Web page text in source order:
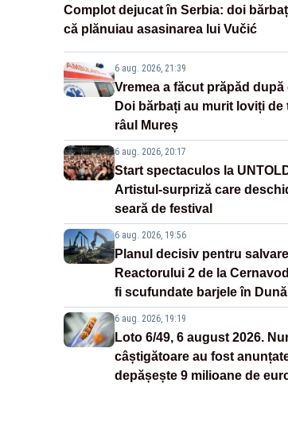
Complot dejucat în Serbia: doi
că plănuiau asasinarea lui Vučić
6 aug. 2026, 21:39
Vremea a făcut prăpăd după
Doi bărbați au murit loviți de
râul Mureș
6 aug. 2026, 20:17
Start spectaculos la
Artistul-surpriză care
seară de festival
6 aug. 2026, 19:56
Planul decisiv pentru
Reactorului 2 de la
fi scufundate barjele în
6 aug. 2026, 19:19
Loto 6/49, 6 august 2026.
câștigătoare au fost
depășește 9 milioane de